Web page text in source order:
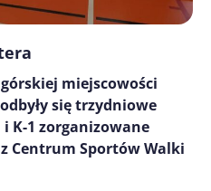
miejscowości
się trzydniowe
K-1 zorganizowane
Centrum Sportów Walki